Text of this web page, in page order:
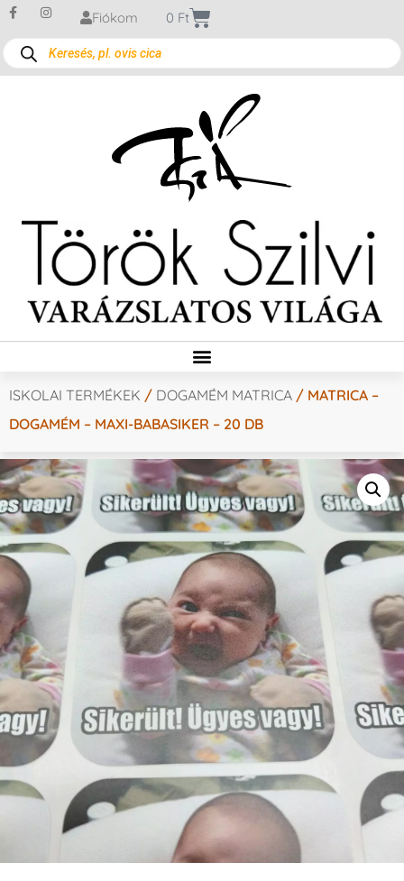
Fiókom 0 Ft
ISKOLAI TERMÉKEK / DOGAMÉM MATRICA / MATRICA –
DOGAMÉM – MAXI-BABASIKER – 20 DB